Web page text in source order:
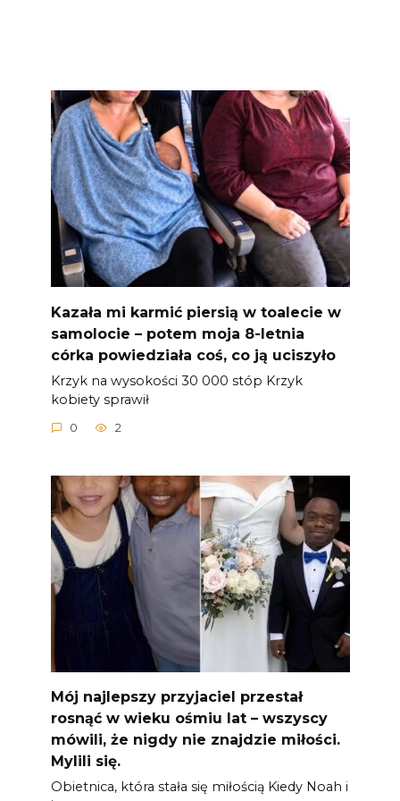
Kazała mi karmić piersią w toalecie w
samolocie – potem moja 8-letnia
córka powiedziała coś, co ją uciszyło
Krzyk na wysokości 30 000 stóp Krzyk
kobiety sprawił
0 2
Mój najlepszy przyjaciel przestał
rosnąć w wieku ośmiu lat – wszyscy
mówili, że nigdy nie znajdzie miłości.
Mylili się.
Obietnica, która stała się miłością Kiedy Noah i